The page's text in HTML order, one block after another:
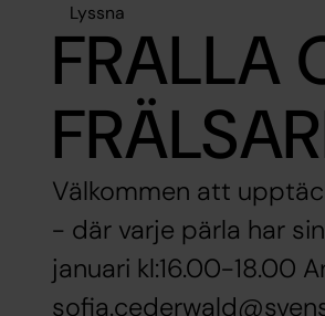
Lyssna
FRALLA
Välkommen att
- där varje pärla har
januari kl:16.00-18.00